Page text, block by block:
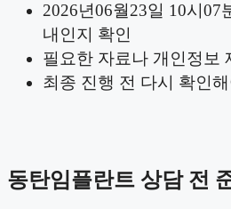
2026년06월23일 10시
내인지 확인
필요한 자료나 개인정보
최종 진행 전 다시 확인
동탄임플란트 상담 전